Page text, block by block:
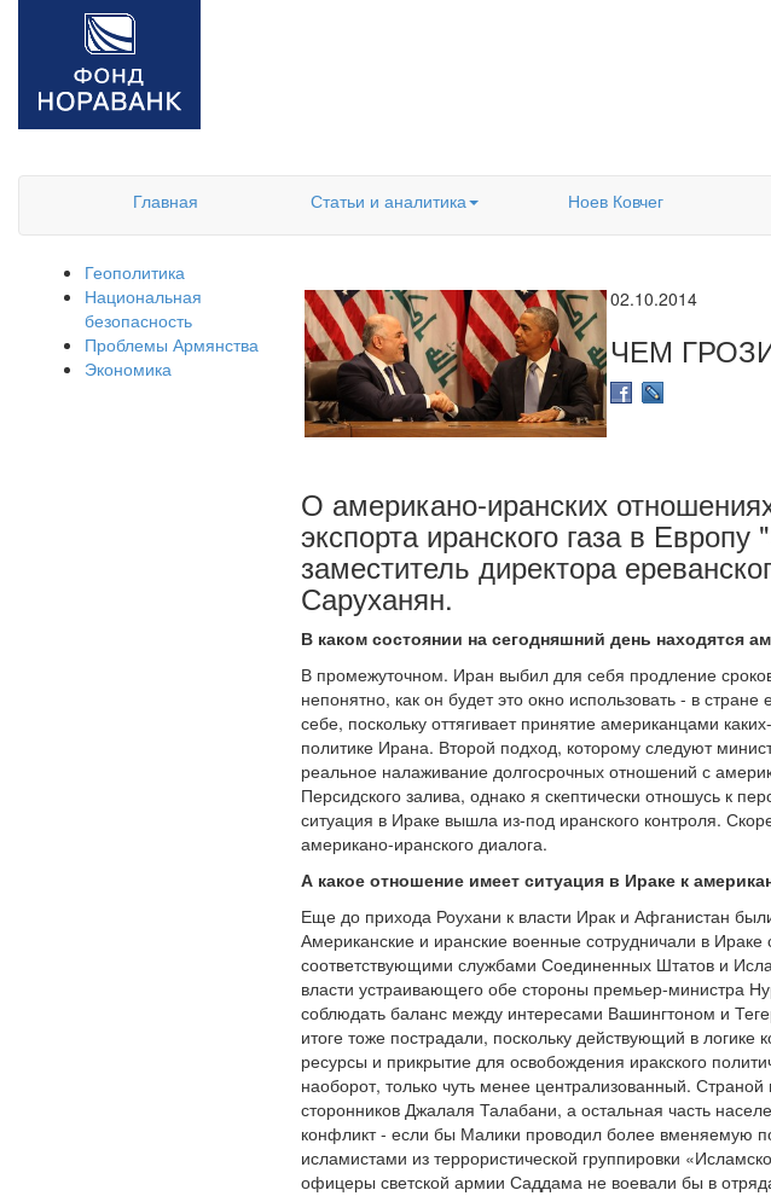
Главная
Статьи и аналитика Ноев Ковчег
Геополитика
Национальная
безопасность
Проблемы Армянства
Экономика
02.10.2014
ЧЕМ
О американо-иранских
экспорта иранского газа в
заместитель директора
Саруханян.
В каком состоянии на сегодняшний день находятся
В промежуточном. Иран выбил для себя продление
непонятно, как он будет это окно использовать - в
себе, поскольку оттягивает принятие американцами
политике Ирана. Второй подход, которому следуют
реальное налаживание долгосрочных отношений с
Персидского залива, однако я скептически отношусь к
ситуация в Ираке вышла из-под иранского контроля.
американо-иранского диалога.
А какое отношение имеет ситуация в Ираке к
Еще до прихода Роухани к власти Ирак и Афганистан
Американские и иранские военные сотрудничали в
соответствующими службами Соединенных Штатов и
власти устраивающего обе стороны премьер-министра
соблюдать баланс между интересами Вашингтоном и
итоге тоже пострадали, поскольку действующий в
ресурсы и прикрытие для освобождения иракского
наоборот, только чуть менее централизованный.
сторонников Джалаля Талабани, а остальная часть
конфликт - если бы Малики проводил более вменяемую
исламистами из террористической группировки
офицеры светской армии Саддама не воевали бы в